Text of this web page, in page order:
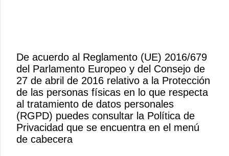
P
u
b
l
i
c
a
De acuerdo al Reglamento (UE) 2016/679
del Parlamento Europeo y del Consejo de
27 de abril de 2016 relativo a la Protección
de las personas físicas en lo que respecta
al tratamiento de datos personales
(RGPD) puedes consultar la Política de
Privacidad que se encuentra en el menú
de cabecera